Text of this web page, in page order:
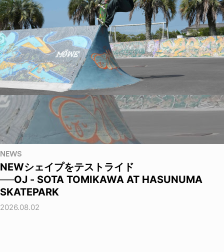
NEWS
NEWシェイプをテストライド
──OJ - SOTA TOMIKAWA AT HASUNUMA
SKATEPARK
2026.08.02